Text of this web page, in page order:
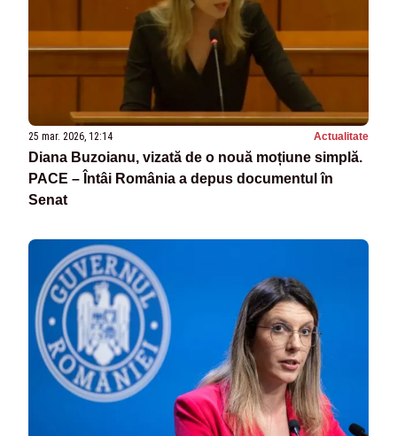
25 mar. 2026, 12:14 Actualitate
Diana Buzoianu, vizată de o nouă moțiune simplă.
PACE – Întâi România a depus documentul în
Senat